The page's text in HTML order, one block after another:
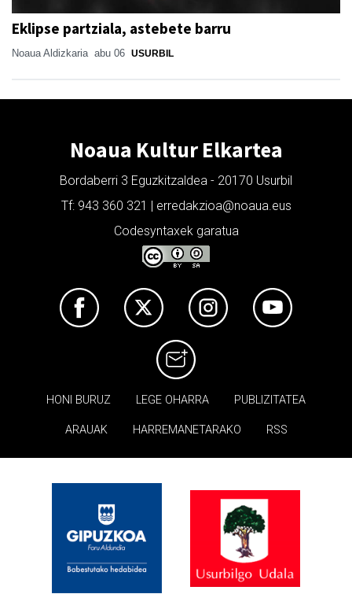
Eklipse partziala, astebete barru
Noaua Aldizkaria abu 06 USURBIL
Noaua Kultur Elkartea
Bordaberri 3 Eguzkitzaldea - 20170 Usurbil
Tf: 943 360 321 | erredakzioa@noaua.eus
Codesyntaxek garatua
HONI BURUZ LEGE OHARRA PUBLIZITATEA
ARAUAK HARREMANETARAKO RSS